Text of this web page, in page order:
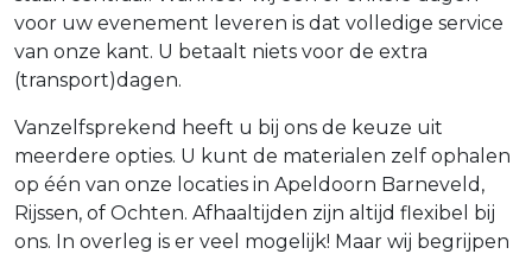
voor uw evenement leveren is dat volledige service
van onze kant. U betaalt niets voor de extra
(transport)dagen.
Vanzelfsprekend heeft u bij ons de keuze uit
meerdere opties. U kunt de materialen zelf ophalen
op één van onze locaties in Apeldoorn Barneveld,
Rijssen, of Ochten. Afhaaltijden zijn altijd flexibel bij
ons. In overleg is er veel mogelijk! Maar wij begrijpen